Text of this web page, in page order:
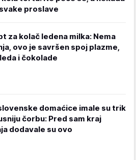
proslave
za kolač ledena milka: Nema
ovo je savršen spoj plazme,
i čokolade
domaćice imale su trik
čorbu: Pred sam kraj
dodavale su ovo